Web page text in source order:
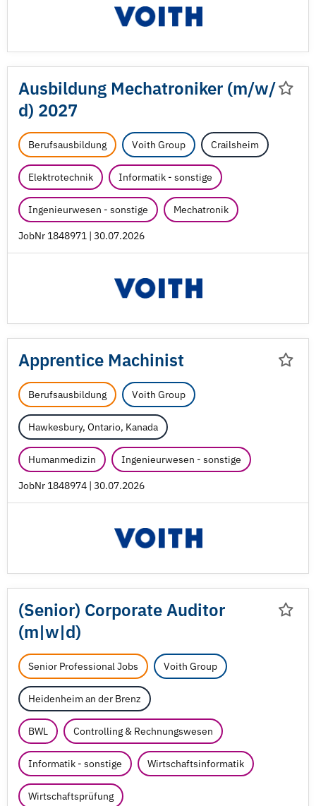
Ausbildung Mechatroniker (m/w/
d) 2027
Berufsausbildung Voith Group Crailsheim
Elektrotechnik Informatik - sonstige
Ingenieurwesen - sonstige Mechatronik
JobNr 1848971 | 30.07.2026
Apprentice Machinist
Berufsausbildung Voith Group
Hawkesbury, Ontario, Kanada
Humanmedizin Ingenieurwesen - sonstige
JobNr 1848974 | 30.07.2026
(Senior) Corporate Auditor
(m|w|d)
Senior Professional Jobs Voith Group
Heidenheim an der Brenz
BWL Controlling & Rechnungswesen
Informatik - sonstige Wirtschaftsinformatik
Wirtschaftsprüfung